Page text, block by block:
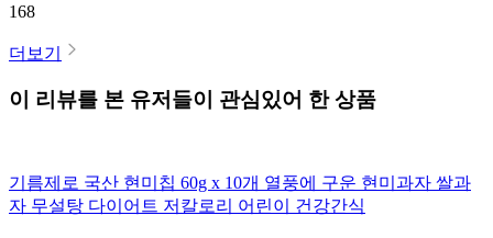
168
더보기
이 리뷰를 본 유저들이 관심있어 한 상품
기름제로 국산 현미칩 60g x 10개 열풍에 구운 현미과자 쌀과
자 무설탕 다이어트 저칼로리 어린이 건강간식